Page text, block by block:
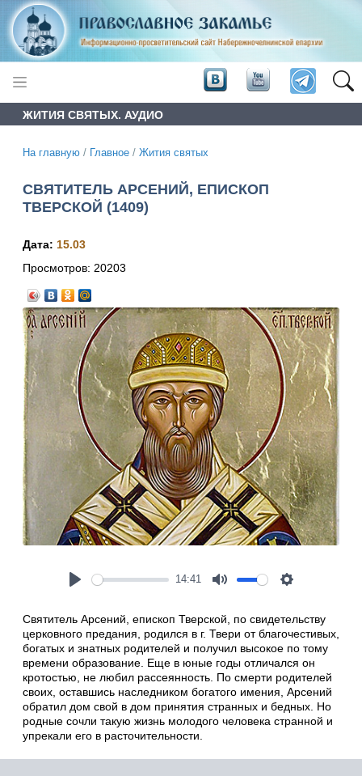
ЖИТИЯ СВЯТЫХ. АУДИО
На главную / Главное / Жития святых
СВЯТИТЕЛЬ АРСЕНИЙ, ЕПИСКОП
ТВЕРСКОЙ (1409)
Дата: 15.03
Просмотров: 20203
14:41
Святитель Арсений, епископ Тверской, по свидетельству
церковного пре­да­ния, родился в г. Твери от благочестивых,
богатых и знатных родителей и полу­чил высокое по тому
времени образование. Еще в юные годы отличался он
кротостью, не любил рассеянность. По смерти родителей
своих, оставшись нас­ледником богатого имения, Арсений
обратил дом свой в дом принятия стран­ных и бедных. Но
родные сочли такую жизнь молодого человека странной и
упрекали его в расточительности.